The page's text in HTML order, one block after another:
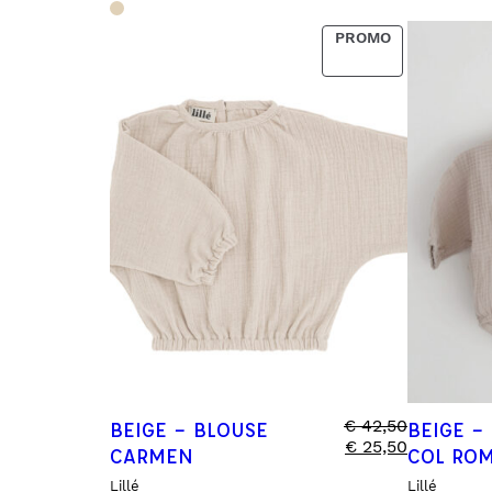
PROMOPRODUCT
SALE
BEIGE – BLOUSE
CARMEN
Lillé
€42,50
€ 25,50
BEIGE –
COL
Lillé